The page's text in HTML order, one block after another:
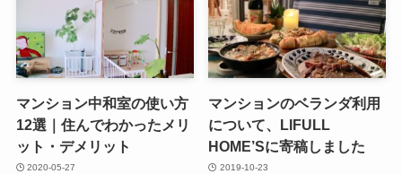
マンション中和室の使い方
12選｜住んでわかったメリ
ット・デメリット
2020-05-27
マンションのベランダ利用
について、LIFULL
HOME’Sに寄稿しました
2019-10-23